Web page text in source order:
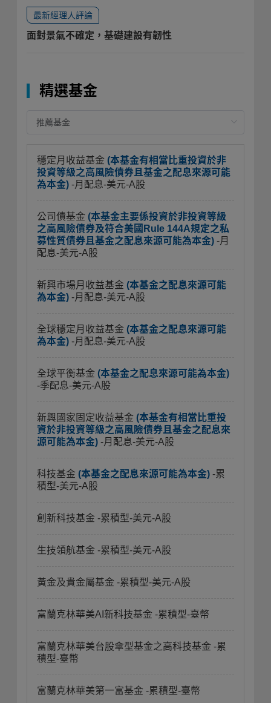
最新經理人評論
面對景氣不確定，基礎建設有韌性
精選基金
穩定月收益基金 (本基金有相當比重投資於非
投資等級之高風險債券且基金之配息來源可能
為本金) -月配息-美元-A股
公司債基金 (本基金主要係投資於非投資等級
之高風險債券及符合美國Rule 144A規定之私
募性質債券且基金之配息來源可能為本金) -月
配息-美元-A股
新興市場月收益基金 (本基金之配息來源可能
為本金) -月配息-美元-A股
全球穩定月收益基金 (本基金之配息來源可能
為本金) -月配息-美元-A股
全球平衡基金 (本基金之配息來源可能為本金)
-季配息-美元-A股
新興國家固定收益基金 (本基金有相當比重投
資於非投資等級之高風險債券且基金之配息來
源可能為本金) -月配息-美元-A股
科技基金 (本基金之配息來源可能為本金) -累
積型-美元-A股
創新科技基金 -累積型-美元-A股
生技領航基金 -累積型-美元-A股
黃金及貴金屬基金 -累積型-美元-A股
富蘭克林華美AI新科技基金 -累積型-臺幣
富蘭克林華美台股傘型基金之高科技基金 -累
積型-臺幣
富蘭克林華美第一富基金 -累積型-臺幣